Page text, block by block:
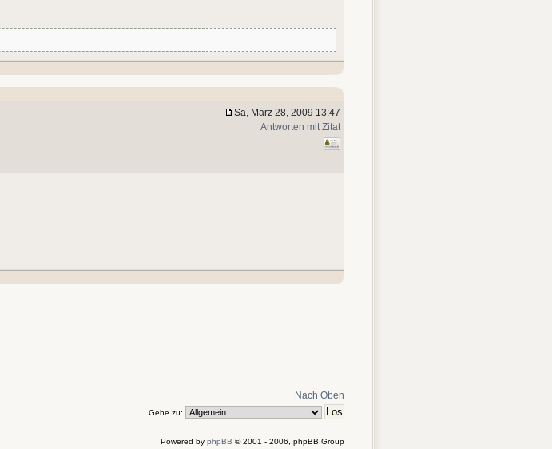
Sa, März 28, 2009 13:47
Antworten mit Zitat
Nach Oben
Gehe zu:
Powered by phpBB © 2001 - 2006, phpBB Group